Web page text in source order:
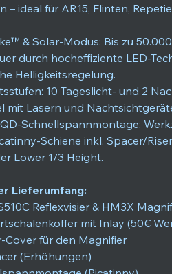
– ideal für AR15, Flinten,
& Solar-Modus: Bis zu
durch hocheffiziente LED-
Helligkeitsregelung.
10 Tageslicht- und 2
mit Lasern und
Schnellspannmontage:
Schiene inkl. Spacer/
Lower 1/3 Height.
Lieferumfang:
Reflexvisier & HM3X
mit Inlay (50€
Cover für den Magnifier
(Erhöhungen)